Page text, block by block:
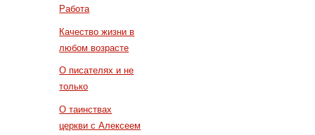
Работа
Качество жизни в
любом возрасте
О писателях и не
только
О таинствах
церкви с Алексеем